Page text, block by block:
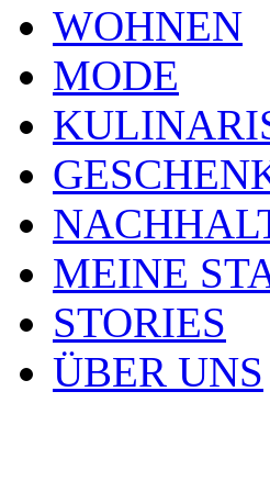
WOHNEN
MODE
MEINE
STORIES
ÜBER UNS